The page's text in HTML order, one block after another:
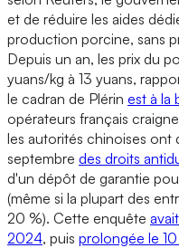
et de réduire les aides
production porcine, sans
Depuis un an, les prix du
yuans/kg à 13 yuans,
le cadran de Plérin est à la
opérateurs français
les autorités chinoises ont
septembre des droits
d'un dépôt de garantie
(même si la plupart des
20 %). Cette enquête
2024, puis prolongée le